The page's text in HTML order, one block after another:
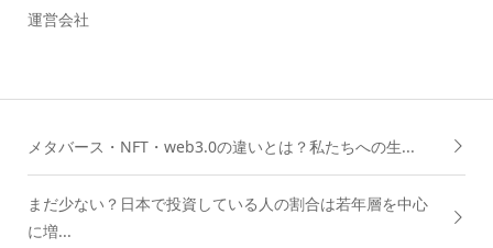
運営会社
メタバース・NFT・web3.0の違いとは？私たちへの生...
まだ少ない？日本で投資している人の割合は若年層を中心
に増...